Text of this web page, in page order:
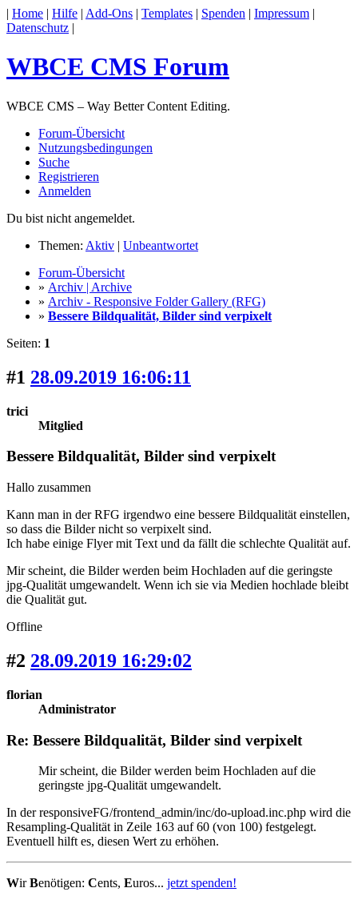
| Home | Hilfe | Add-Ons | Templates | Spenden | Impressum |
Datenschutz |
WBCE CMS Forum
WBCE CMS – Way Better Content Editing.
Forum-Übersicht
Nutzungsbedingungen
Suche
Registrieren
Anmelden
Du bist nicht angemeldet.
Themen: Aktiv | Unbeantwortet
Forum-Übersicht
» Archiv | Archive
» Archiv - Responsive Folder Gallery (RFG)
» Bessere Bildqualität, Bilder sind verpixelt
Seiten: 1
#1 28.09.2019 16:06:11
trici
Mitglied
Bessere Bildqualität, Bilder sind verpixelt
Hallo zusammen
Kann man in der RFG irgendwo eine bessere Bildqualität einstellen,
so dass die Bilder nicht so verpixelt sind.
Ich habe einige Flyer mit Text und da fällt die schlechte Qualität auf.
Mir scheint, die Bilder werden beim Hochladen auf die geringste
jpg-Qualität umgewandelt. Wenn ich sie via Medien hochlade bleibt
die Qualität gut.
Offline
#2 28.09.2019 16:29:02
florian
Administrator
Re: Bessere Bildqualität, Bilder sind verpixelt
Mir scheint, die Bilder werden beim Hochladen auf die
geringste jpg-Qualität umgewandelt.
In der responsiveFG/frontend_admin/inc/do-upload.inc.php wird die
Resampling-Qualität in Zeile 163 auf 60 (von 100) festgelegt.
Eventuell hilft es, diesen Wert zu erhöhen.
WirBenötigen: Cents, Euros... jetzt spenden!